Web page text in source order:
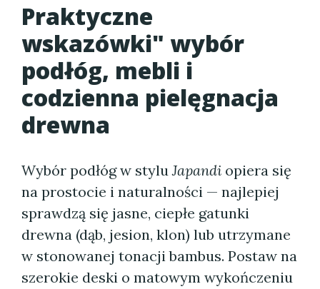
Praktyczne
wskazówki" wybór
podłóg, mebli i
codzienna pielęgnacja
drewna
Wybór podłóg w styluJapandi opiera się
na prostocie i naturalności — najlepiej
sprawdzą się jasne, ciepłe gatunki
drewna (dąb, jesion, klon) lub utrzymane
w stonowanej tonacji bambus. Postaw na
szerokie deski o matowym wykończeniu